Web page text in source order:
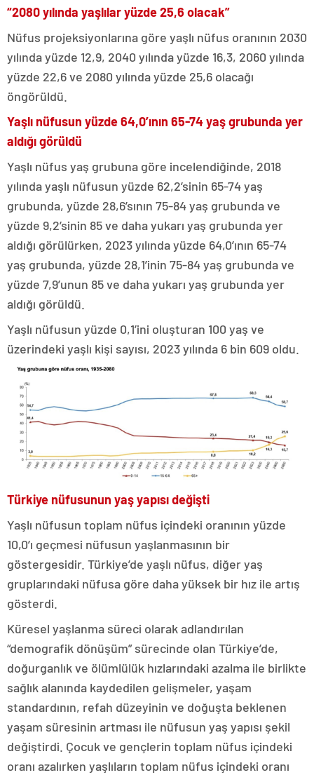
“2080 yılında yaşlılar yüzde 25,6 olacak”
Nüfus projeksiyonlarına göre yaşlı nüfus oranının 2030
yılında yüzde 12,9, 2040 yılında yüzde 16,3, 2060 yılında
yüzde 22,6 ve 2080 yılında yüzde 25,6 olacağı
öngörüldü.
Yaşlı nüfusun yüzde 64,0’ının 65-74 yaş grubunda yer
aldığı görüldü
Yaşlı nüfus yaş grubuna göre incelendiğinde, 2018
yılında yaşlı nüfusun yüzde 62,2’sinin 65-74 yaş
grubunda, yüzde 28,6’sının 75-84 yaş grubunda ve
yüzde 9,2’sinin 85 ve daha yukarı yaş grubunda yer
aldığı görülürken, 2023 yılında yüzde 64,0’ının 65-74
yaş grubunda, yüzde 28,1’inin 75-84 yaş grubunda ve
yüzde 7,9’unun 85 ve daha yukarı yaş grubunda yer
aldığı görüldü.
Yaşlı nüfusun yüzde 0,1’ini oluşturan 100 yaş ve
üzerindeki yaşlı kişi sayısı, 2023 yılında 6 bin 609 oldu.
Türkiye nüfusunun yaş yapısı değişti
Yaşlı nüfusun toplam nüfus içindeki oranının yüzde
10,0’ı geçmesi nüfusun yaşlanmasının bir
göstergesidir. Türkiye’de yaşlı nüfus, diğer yaş
gruplarındaki nüfusa göre daha yüksek bir hız ile artış
gösterdi.
Küresel yaşlanma süreci olarak adlandırılan
“demografik dönüşüm” sürecinde olan Türkiye’de,
doğurganlık ve ölümlülük hızlarındaki azalma ile birlikte
sağlık alanında kaydedilen gelişmeler, yaşam
standardının, refah düzeyinin ve doğuşta beklenen
yaşam süresinin artması ile nüfusun yaş yapısı şekil
değiştirdi. Çocuk ve gençlerin toplam nüfus içindeki
oranı azalırken yaşlıların toplam nüfus içindeki oranı